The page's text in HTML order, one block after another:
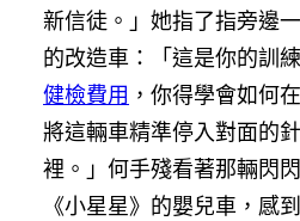
新信徒。」她指了指旁邊
的改造車：「這是你的訓
健檢費用 ，你得學會如何
將這輛車精準停入對面的
裡。」何手殘看著那輛閃
《小星星》的嬰兒車，感